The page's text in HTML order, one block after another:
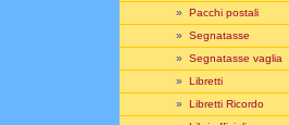
» Pacchi postali
» Segnatasse
» Segnatasse vaglia
» Libretti
» Libretti Ricordo